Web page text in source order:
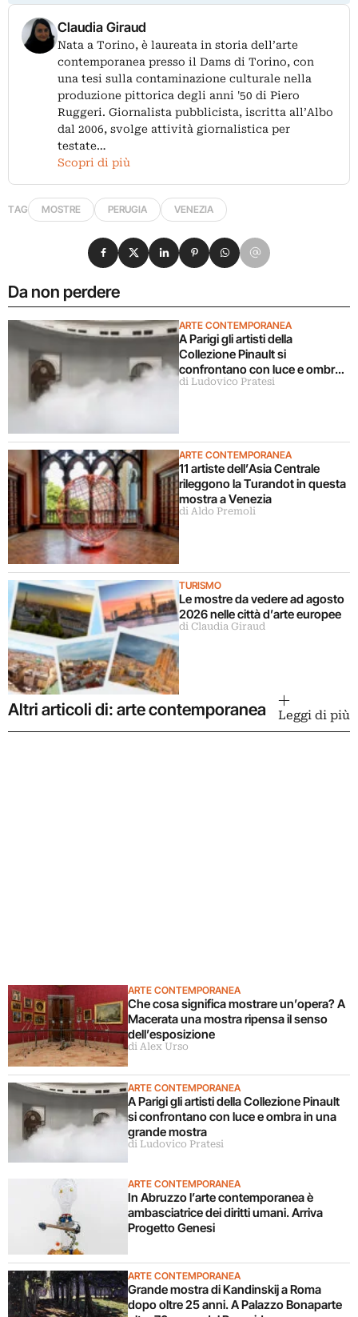
Claudia Giraud
Nata a Torino, è laureata in storia dell’arte
contemporanea presso il Dams di Torino, con
una tesi sulla contaminazione culturale nella
produzione pittorica degli anni '50 di Piero
Ruggeri. Giornalista pubblicista, iscritta all’Albo
dal 2006, svolge attività giornalistica per
testate…
Scopri di più
TAG MOSTRE PERUGIA VENEZIA
Da non perdere
ARTE CONTEMPORANEA
A Parigi gli artisti della
Collezione Pinault si
confrontano con luce e ombra
in una grande mostra
di Ludovico Pratesi
ARTE CONTEMPORANEA
11 artiste dell’Asia Centrale
rileggono la Turandot in questa
mostra a Venezia
di Aldo Premoli
TURISMO
Le mostre da vedere ad agosto
2026 nelle città d’arte europee
di Claudia Giraud
Condividi su Facebook
Condividi su X
Condividi su LinkedIn
Condividi su Pinterest
Condividi su WhatsApp
Condividi su Email
Altri articoli di: arte contemporanea Leggi di più
ARTE CONTEMPORANEA
Che cosa significa mostrare un’opera? A
Macerata una mostra ripensa il senso
dell’esposizione
di Alex Urso
ARTE CONTEMPORANEA
A Parigi gli artisti della Collezione Pinault
si confrontano con luce e ombra in una
grande mostra
di Ludovico Pratesi
ARTE CONTEMPORANEA
In Abruzzo l’arte contemporanea è
ambasciatrice dei diritti umani. Arriva
Progetto Genesi
ARTE CONTEMPORANEA
Grande mostra di Kandinskij a Roma
dopo oltre 25 anni. A Palazzo Bonaparte